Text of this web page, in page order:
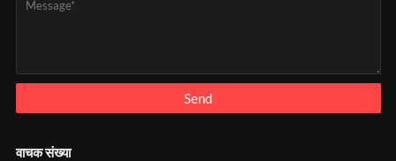
वाचक संख्या